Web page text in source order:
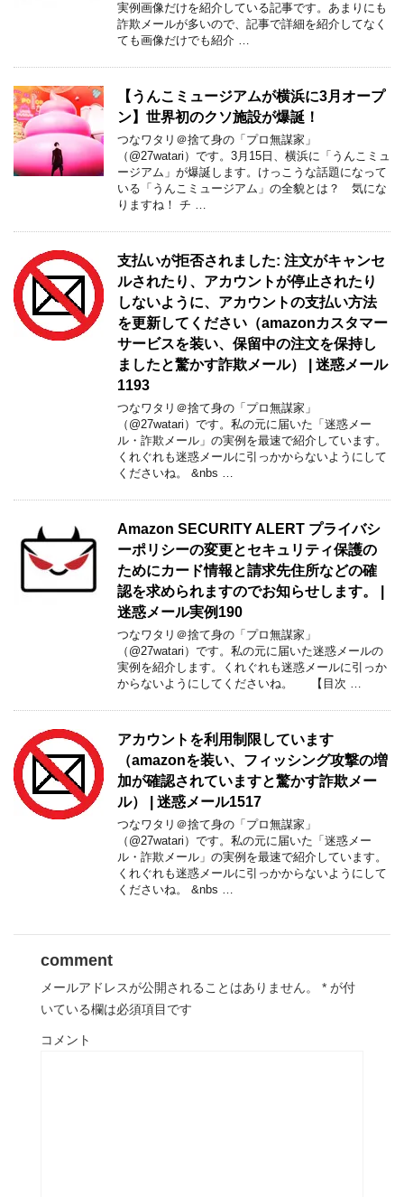
実例画像だけを紹介している記事です。あまりにも
詐欺メールが多いので、記事で詳細を紹介してなく
ても画像だけでも紹介 …
【うんこミュージアムが横浜に3月オープ
ン】世界初のクソ施設が爆誕！
つなワタリ＠捨て身の「プロ無謀家」
（@27watari）です。3月15日、横浜に「うんこミュ
ージアム」が爆誕します。けっこうな話題になって
いる「うんこミュージアム」の全貌とは？ 気にな
りますね！ チ …
支払いが拒否されました: 注文がキャンセ
ルされたり、アカウントが停止されたり
しないように、アカウントの支払い方法
を更新してください（amazonカスタマー
サービスを装い、保留中の注文を保持し
ましたと驚かす詐欺メール） | 迷惑メール
1193
つなワタリ＠捨て身の「プロ無謀家」
（@27watari）です。私の元に届いた「迷惑メー
ル・詐欺メール」の実例を最速で紹介しています。
くれぐれも迷惑メールに引っかからないようにして
くださいね。 &nbs …
Amazon SECURITY ALERT プライバシ
ーポリシーの変更とセキュリティ保護の
ためにカード情報と請求先住所などの確
認を求められますのでお知らせします。 |
迷惑メール実例190
つなワタリ＠捨て身の「プロ無謀家」
（@27watari）です。私の元に届いた迷惑メールの
実例を紹介します。くれぐれも迷惑メールに引っか
からないようにしてくださいね。 【目次 …
アカウントを利用制限しています
（amazonを装い、フィッシング攻撃の増
加が確認されていますと驚かす詐欺メー
ル） | 迷惑メール1517
つなワタリ＠捨て身の「プロ無謀家」
（@27watari）です。私の元に届いた「迷惑メー
ル・詐欺メール」の実例を最速で紹介しています。
くれぐれも迷惑メールに引っかからないようにして
くださいね。 &nbs …
comment
メールアドレスが公開されることはありません。 * が付
いている欄は必須項目です
コメント